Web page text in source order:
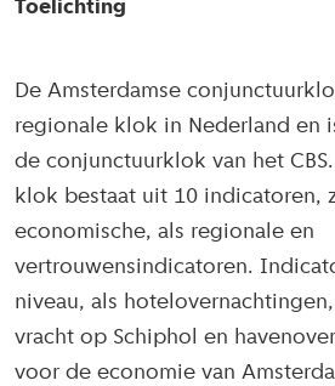
Toelichting
De Amsterdamse
regionale klok in Nederland en
de conjunctuurklok van het
klok bestaat uit 10 indicatoren,
economische, als regionale en
vertrouwensindicatoren.
niveau, als
vracht op Schiphol en
voor de economie van